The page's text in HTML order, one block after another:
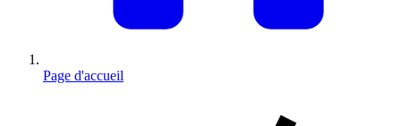
Page d'accueil